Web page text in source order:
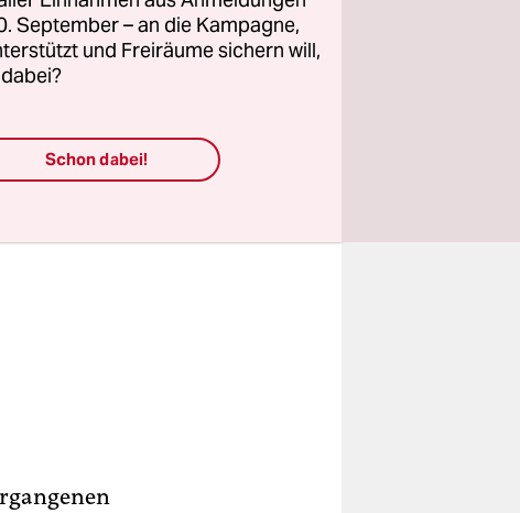
über den
September – an die Kampagne,
und Freiräume sichern will,
Schon dabei!